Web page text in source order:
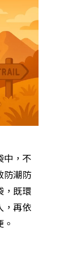
中，不
防潮防
，既環
，再依